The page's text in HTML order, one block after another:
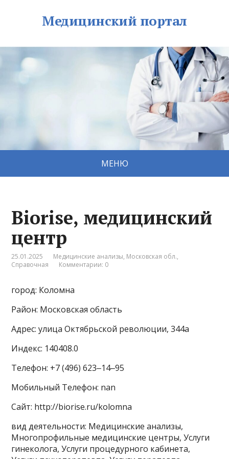
Медицинский портал
МЕНЮ
Biorise, медицинский
центр
25.01.2025 Медицинские анализы, Московская обл.,
Справочная
Комментарии: 0
город: Коломна
Район: Московская область
Адрес: улица Октябрьской революции, 344а
Индекс: 140408.0
Телефон: +7 (496) 623‒14‒95
Мобильный Телефон: nan
Сайт: http://biorise.ru/kolomna
вид деятельности: Медицинские анализы,
Многопрофильные медицинские центры, Услуги
гинеколога, Услуги процедурного кабинета,